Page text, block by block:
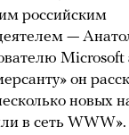
российским
—
Microsoft
он
новых
в сеть WWW».